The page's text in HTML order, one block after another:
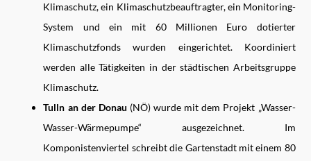
Klimaschutz, ein Klimaschutzbeauftragter, ein Monitoring-
System und ein mit 60 Millionen Euro dotierter
Klimaschutzfonds wurden eingerichtet. Koordiniert
werden alle Tätigkeiten in der städtischen Arbeitsgruppe
Klimaschutz.
Tulln an der Donau (NÖ) wurde mit dem Projekt „Wasser-
Wasser-Wärmepumpe“ ausgezeichnet. Im
Komponistenviertel schreibt die Gartenstadt mit einem 80